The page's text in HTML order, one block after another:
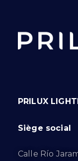
PRILUX
Siège social
Calle Río